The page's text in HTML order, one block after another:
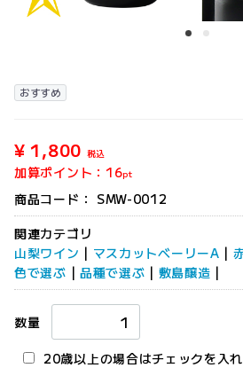
おすすめ
¥ 1,800 税込
加算ポイント： 16pt
商品コード： SMW-0012
関連カテゴリ
山梨ワイン | マスカットベーリーA |
色で選ぶ | 品種で選ぶ | 敷島醸造 |
数量
20歳以上の場合はチェックを入